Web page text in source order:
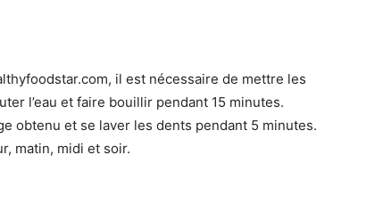
il est nécessaire de mettre les
l’eau et faire bouillir pendant 15 minutes.
obtenu et se laver les dents pendant 5 minutes.
matin, midi et soir.